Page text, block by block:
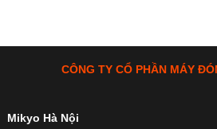
CÔNG TY CỔ PHẦN MÁY
Mikyo Hà Nội